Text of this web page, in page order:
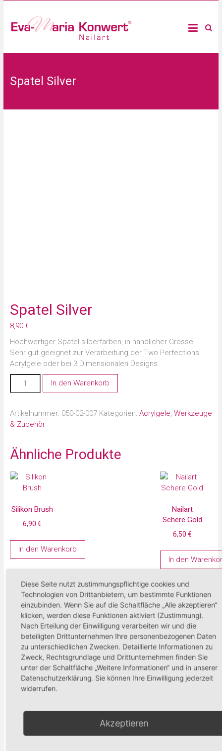
Spatel Silver
Spatel Silver
8,90 €
Hochwertiger Spatel silberfarben, in handlicher Grösse.
Sehr gut geeignet zur Verarbeitung der Two Perfections
Acrylgele oder bei 3 Dimensionalen Designs.
In den Warenkorb
Artikelnummer: 050-02-007 Kategorien: Acrylgele, Werkzeuge
& Zubehör
Ähnliche Produkte
Silikon Brush
6,90 €
In den Warenkorb
Nailart
Schere Gold
6,50 €
In den
Nagelhaut
Instrument
14,95€
In den Warenkorb
Pinch Clamp
6,95 €
In den
Diese Seite nutzt zustimmungspflichtige cookies und
Technologien von Drittanbietern, um bestimmte Funktionen
einzubinden. Wenn Sie auf die Schaltfläche „Alle akzeptieren“
klicken, werden diese Funktionen aktiviert (Zustimmung).
Nach Erteilung der Einwilligung verarbeiten wir und die
beteiligten Drittunternehmen Ihre personenbezogenen Daten
zu unterschiedlichen Zwecken. Detaillierte Informationen zu
Zweck, Rechtsgrundlage und Drittunternehmen finden Sie
unter der Schaltfläche „Weitere Informationen“ und in unserer
Datenschutzerklärung. Sie können Ihre Einwilligung jederzeit
widerrufen.
Akzeptieren